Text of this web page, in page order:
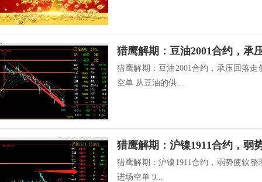
猎鹰解期：豆油2001合约，承压回落走
空单 从豆油的供...
猎鹰解期：沪镍1911合约，弱势疲软整
进场空单 9...